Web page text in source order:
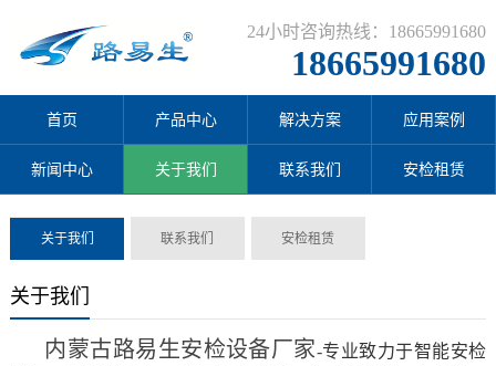
24小时咨询热线：18665991680
18665991680
首页 产品中心 解决方案 应用案例
新闻中心 关于我们 联系我们 安检租赁
关于我们 联系我们 安检租赁
关于我们
内蒙古路易生安检设备厂家-专业致力于智能安检